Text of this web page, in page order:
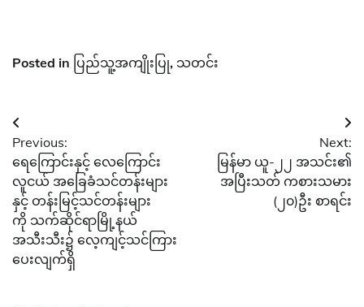
Posted in ပြည်သူ့အကျိုးပြု, သတင်း
Post
navigation
Previous:
ရေကြောင်းနှင့် လေကြောင်း
လူငယ် အခြေခံသင်တန်းများ
နှင့် တန်းမြင့်သင်တန်းများ
ကို သက်ဆိုင်ရာမြို့နယ်
အသီးသီး၌ လေ့ကျင့်သင်ကြား
ပေးလျက်ရှိ
Next:
မြန်မာ ယူ-၂၂ အသင်း၏
အပြီးသတ် ကစားသမား
(၂၀)ဦး စာရင်း